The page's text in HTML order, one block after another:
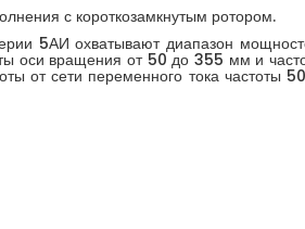
с короткозамкнутым ротором.
5АИ охватывают диапазон
оси вращения от 50 до 355 мм и
от сети переменного тока частоты